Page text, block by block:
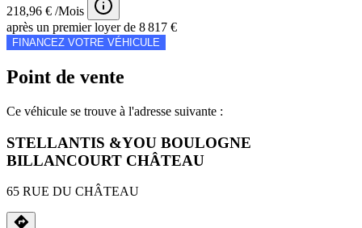
218,96 € /Mois
après un premier loyer de 8 817 €
FINANCEZ VOTRE VÉHICULE
Point de vente
Ce véhicule se trouve à l'adresse suivante :
STELLANTIS &YOU BOULOGNE
BILLANCOURT CHÂTEAU
65 RUE DU CHÂTEAU